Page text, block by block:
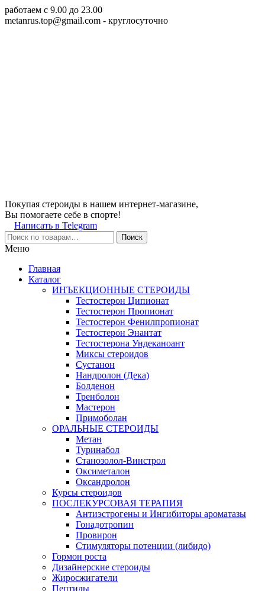
работаем c 9.00 до 23.00
metanrus.top@gmail.com - круглосуточно
Покупая стероиды в нашем интернет-магазине,
Вы помогаете себе в спорте!
Написать в Telegram
Поиск
Меню
Главная
Каталог
ИНЪЕКЦИОННЫЕ СТЕРОИДЫ
Тестостерон Ципионат
Тестостерон Пропионат
Тестостерон Фенилпропионат
Тестостерон Энантат
Тестостерона Ундеканоант
Миксы стероидов
Сустанон
Нандролон (Дека)
Болденон
Тренболон
Мастерон
Примоболан
ОРАЛЬНЫЕ СТЕРОИДЫ
Метан
Туринабол
Станозолол-Винстрол
Оксиметалон
Оксандролон
Курсы стероидов
ПОСЛЕКУРСОВАЯ ТЕРАПИЯ
Антиэстрогены и Ингибиторы ароматазы
Гонадотропин
Провирон
Стимуляторы потенции (либидо)
Гормон роста
Дизайнерские стероиды
Жиросжигатели
Пептиды